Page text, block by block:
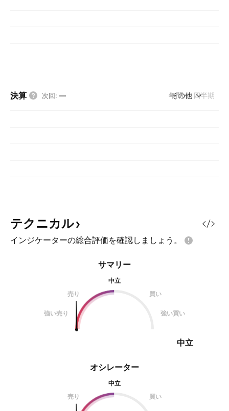
決算 次回: — 年間 四半期
その他
テクニカル
インジケーターの総合評価を確認しましょう。
オシレーター
中立
売り
買い
サマリー
中立
売り
買い
強い売り 強い買い
中立